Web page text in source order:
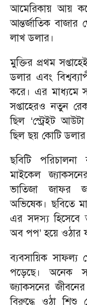
আমেরিকায় আয়
আন্তর্জাতিক
লাখ ডলার।
মুক্তির প্রথম
ডলার এবং
করে। এর মাধ্যমে
সপ্তাহেরও নতুন
ছিল ‘স্ট্রেইট
ছিল ছয় কোটি
ছবিটি
মাইকেল
ভাতিজা জাফর
অভিষেক। ছবিতে
এর সদস্য হিসেবে
অব পপ’ হয়ে ওঠার
ব্যবসায়িক সাফল্য
পড়েছে। অনেক
জ্যাকসনের
বিরুদ্ধে ওঠা শিশু